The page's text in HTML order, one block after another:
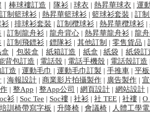
棒球褸訂造 隊衫 | 球衣 | 熱昇華球衣 | 運
訂制籃球衫 | 熱昇華籃球衫 | 籃球衫套裝 | 訂
衫 | 排球衫套裝 | 訂制欖球衫 | 熱昇華欖球衫 |
| 訂制龍舟衫 | 龍舟背心 | 熱昇華龍舟衫 | 龍
| 訂制飛鏢衫 | 鏢隊衫 | 其他訂制 | 零售貨品 |
包裝盒 紙箱訂造 紙盒 | 紙袋 紙袋訂
背包訂造 | 電話殼 | 電話手機殼 | 電話殼訂造
造 | 運動毛巾 | 運動毛巾訂製 | 手推車 | 平
| 海報設計 | 商業影片拍攝製作 | 廣告製作 |
| 整App | 整App公司 | 網頁設計 | 網站設計 |
衫 | Soc Tee | Soc褸 | 社衫 | 社 TEE | 社褸 | O
培訓椅帶寫字板 | 升降椅 | 會議椅 | 人體工學